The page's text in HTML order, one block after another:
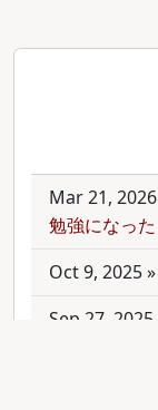
Mar 21, 2026
勉強になった
Oct 9, 2025»
Sep 27, 2025